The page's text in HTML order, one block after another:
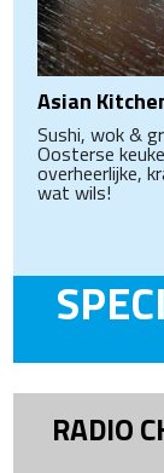
Asian
Sushi, wok &
Oosterse
overheerlijke,
wat wils!
RADIO